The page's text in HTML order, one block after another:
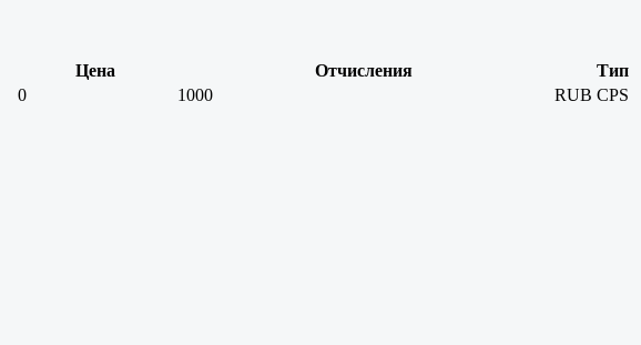
Цена Отчисления
Тип
0 1000 RUB CPS